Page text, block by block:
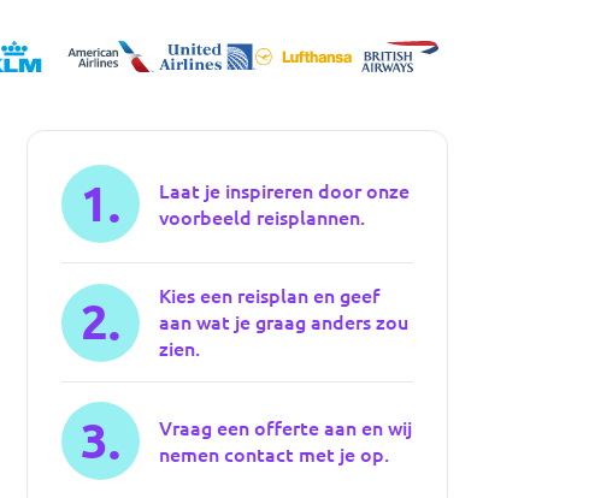
1.
Laat je inspireren door onze
voorbeeld reisplannen.
2.
Kies een reisplan en geef
aan wat je graag anders zou
zien.
3.
Vraag een offerte aan en wij
nemen contact met je op.